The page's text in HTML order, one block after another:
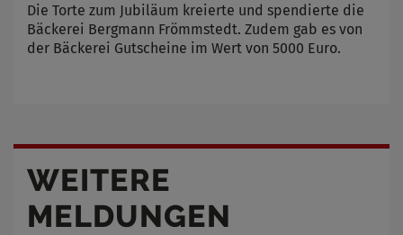
Die Torte zum Jubiläum kreierte und spendierte die
Bäckerei Bergmann Frömmstedt. Zudem gab es von
der Bäckerei Gutscheine im Wert von 5000 Euro.
WEITERE
MELDUNGEN